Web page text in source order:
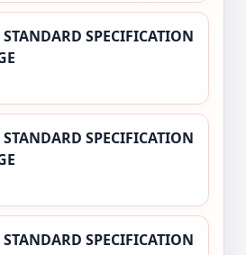
SPECIFICATION
SPECIFICATION
SPECIFICATION